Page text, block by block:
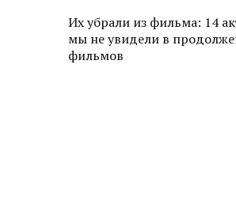
Их убрали из фильма: 14
мы не увидели в
фильмов